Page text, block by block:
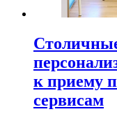
к приему
сервисам